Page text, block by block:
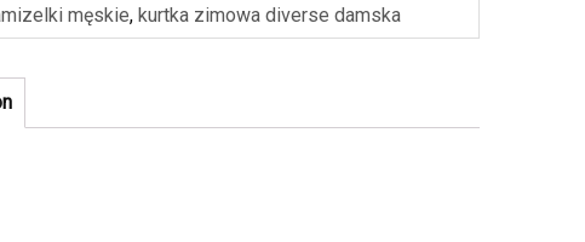
męskie,kurtka zimowa diverse damska